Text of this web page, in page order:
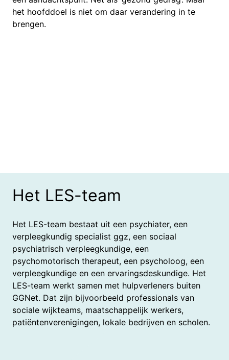
het hoofddoel is niet om daar verandering in te
brengen.
Het LES-team
Het LES-team bestaat uit een psychiater, een
verpleegkundig specialist ggz, een sociaal
psychiatrisch verpleegkundige, een
psychomotorisch therapeut, een psycholoog, een
verpleegkundige en een ervaringsdeskundige. Het
LES-team werkt samen met hulpverleners buiten
GGNet. Dat zijn bijvoorbeeld professionals van
sociale wijkteams, maatschappelijk werkers,
patiëntenverenigingen, lokale bedrijven en scholen.